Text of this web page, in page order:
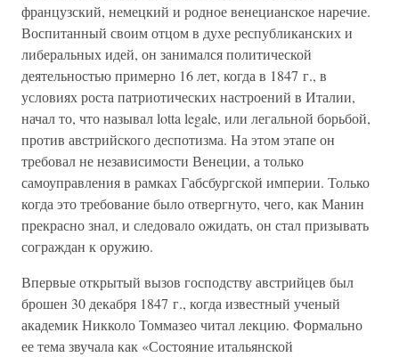
французский, немецкий и родное венецианское наречие.
Воспитанный своим отцом в духе республиканских и
либеральных идей, он занимался политической
деятельностью примерно 16 лет, когда в 1847 г., в
условиях роста патриотических настроений в Италии,
начал то, что называл lotta legale, или легальной борьбой,
против австрийского деспотизма. На этом этапе он
требовал не независимости Венеции, а только
самоуправления в рамках Габсбургской империи. Только
когда это требование было отвергнуто, чего, как Манин
прекрасно знал, и следовало ожидать, он стал призывать
сограждан к оружию.
Впервые открытый вызов господству австрийцев был
брошен 30 декабря 1847 г., когда известный ученый
академик Никколо Томмазео читал лекцию. Формально
ее тема звучала как «Состояние итальянской